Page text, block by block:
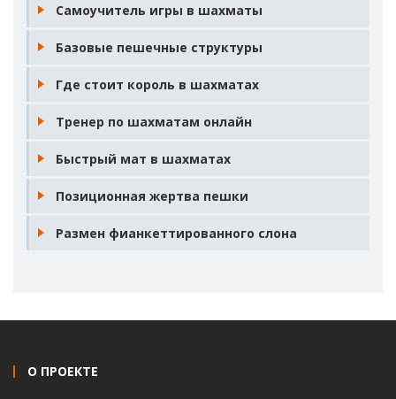
Самоучитель игры в шахматы
Базовые пешечные структуры
Где стоит король в шахматах
Тренер по шахматам онлайн
Быстрый мат в шахматах
Позиционная жертва пешки
Размен фианкеттированного слона
О ПРОЕКТЕ